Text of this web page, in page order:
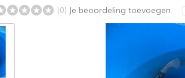
(0) Je beoordeling toevoegen